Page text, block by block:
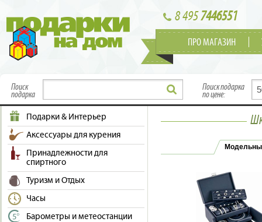
8 4957446551
ПРО МАГАЗИН
Поиск
подарка
Поиск подарка
по цене:
Подарки & Интерьер
Аксессуары для курения
Принадлежности для
спиртного
Туризм и Отдых
Часы
Барометры и метеостанции